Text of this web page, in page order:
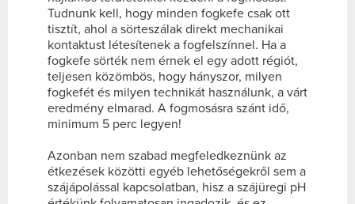
Tudnunk kell, hogy minden fogkefe csak ott
tisztít, ahol a sörteszálak direkt mechanikai
kontaktust létesítenek a fogfelszínnel. Ha a
fogkefe sörték nem érnek el egy adott régiót,
teljesen közömbös, hogy hányszor, milyen
fogkefét és milyen technikát használunk, a várt
eredmény elmarad. A fogmosásra szánt idő,
minimum 5 perc legyen!
Azonban nem szabad megfeledkeznünk az
étkezések közötti egyéb lehetőségekről sem a
szájápolással kapcsolatban, hisz a szájüregi pH